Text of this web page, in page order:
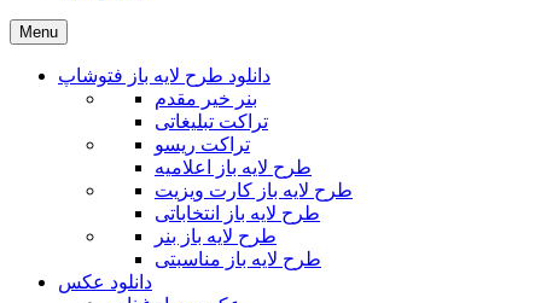
Menu
دانلود طرح لایه باز فتوشاپ
بنر خیر مقدم
تراکت تبلیغاتی
تراکت ریسو
طرح لایه باز اعلامیه
طرح لایه باز کارت ویزیت
طرح لایه باز انتخاباتی
طرح لایه باز بنر
طرح لایه باز مناسبتی
دانلود عکس